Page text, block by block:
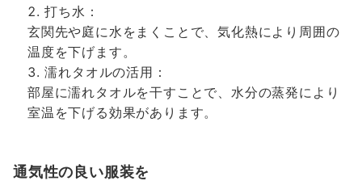
打ち水：
玄関先や庭に水をまくことで、気化熱により周囲の
温度を下げます。
濡れタオルの活用：
部屋に濡れタオルを干すことで、水分の蒸発により
室温を下げる効果があります。
通気性の良い服装を